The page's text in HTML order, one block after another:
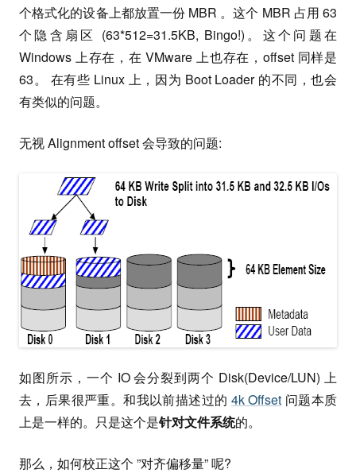
个格式化的设备上都放置一份 MBR 。这个 MBR 占用 63
个隐含扇区 (63*512=31.5KB, Bingo!)。这个问题在
Windows 上存在，在 VMware 上也存在，offset 同样是
63。 在有些 Linux 上，因为 Boot Loader 的不同，也会
有类似的问题。
无视 Alignment offset 会导致的问题:
如图所示，一个 IO 会分裂到两个 Disk(Device/LUN) 上
去，后果很严重。和我以前描述过的 4k Offset 问题本质
上是一样的。只是这个是针对文件系统的。
那么，如何校正这个 ”对齐偏移量” 呢?